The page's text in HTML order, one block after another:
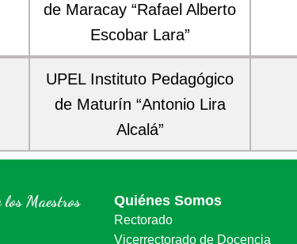
de Maracay “Rafael Alberto
Escobar Lara”
UPEL Instituto Pedagógico
de Maturín “Antonio Lira
Alcalá”
Maestros Quiénes Somos
Rectorado
Vicerrectorado de Docencia